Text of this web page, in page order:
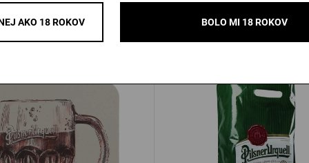
Ďalšie produkty od Pilsner
AKO 18 ROKOV BOLO MI 18 ROKOV